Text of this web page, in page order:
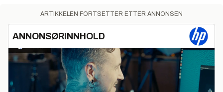
ARTIKKELEN FORTSETTER ETTER ANNONSEN
ANNONSØRINNHOLD